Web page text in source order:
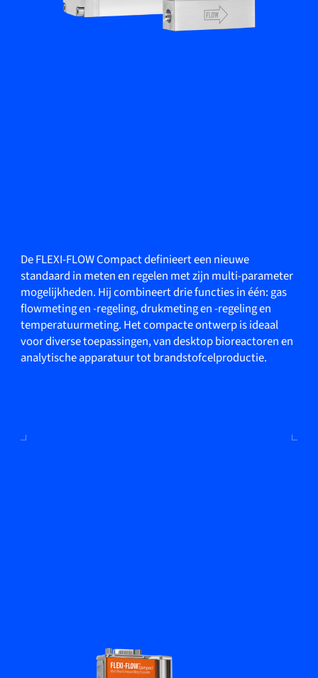
De FLEXI-FLOW Compact definieert een nieuwe
standaard in meten en regelen met zijn multi-parameter
mogelijkheden. Hij combineert drie functies in één: gas
flowmeting en -regeling, drukmeting en -regeling en
temperatuurmeting. Het compacte ontwerp is ideaal
voor diverse toepassingen, van desktop bioreactoren en
analytische apparatuur tot brandstofcelproductie.